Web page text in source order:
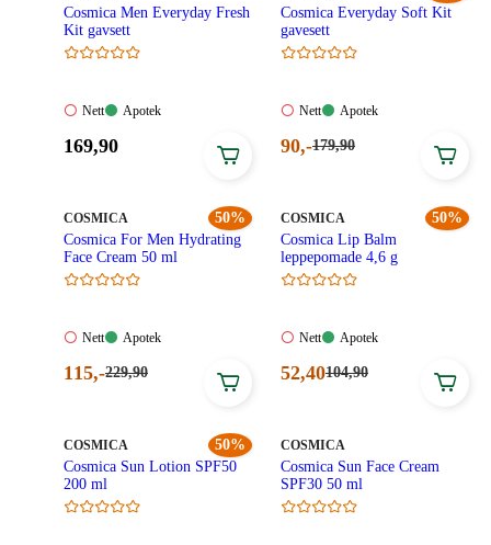
Cosmica Men Everyday Fresh
Kit gavsett
Nett:
tilgjengelig
Nett
Apotek:
Apotek
Pris:
169,90
Cosmica Everyday Soft Kit
gavesett
Nett:
tilgjengelig
Nett
Apotek:
Apotek
Nåværende
kroner.
90,-Førpris:
179,90
50%
MERKE:
COSMICA
Cosmica For Men Hydrating
Face Cream 50 ml
Nett:
tilgjengelig
Nett
Apotek:
Apotek
Nåværende
kroner.
115,-Førpris:
229,90
50%
MERKE:
COSMICA
Cosmica Lip Balm
leppepomade 4,6 g
Nett:
tilgjengelig
Nett
Apotek:
Apotek
Nåværende
kroner.
52,40Førpris:
104,90
50%
MERKE:
COSMICA
Cosmica Sun Lotion SPF50
200 ml
MERKE:
COSMICA
Cosmica Sun Face Cream
SPF30 50 ml